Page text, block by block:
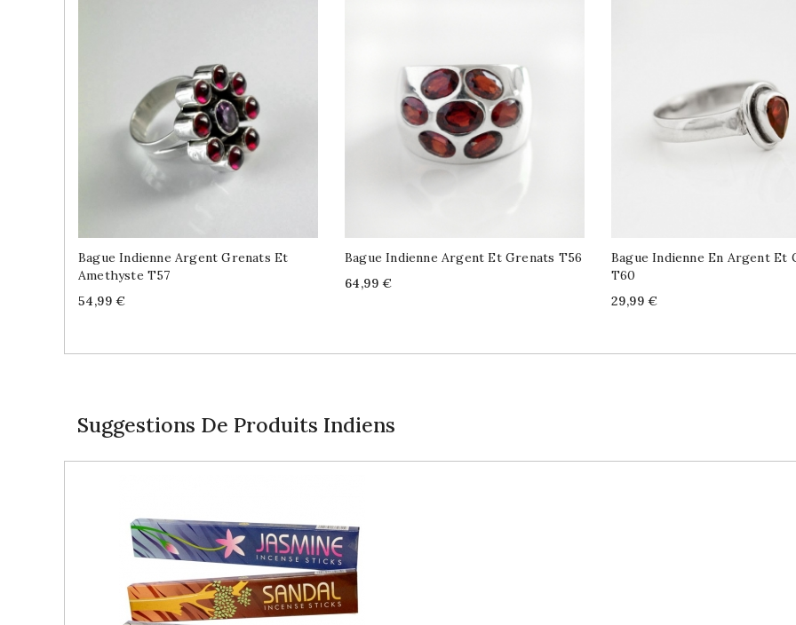
Bague Indienne Argent Grenats Et
Amethyste T57
Price
54,99 €
Bague Indienne Argent Et Grenats T56
Price
64,99 €
Bague Indienne En Argent Et
T60
Price
29,99 €
Suggestions De Produits Indiens